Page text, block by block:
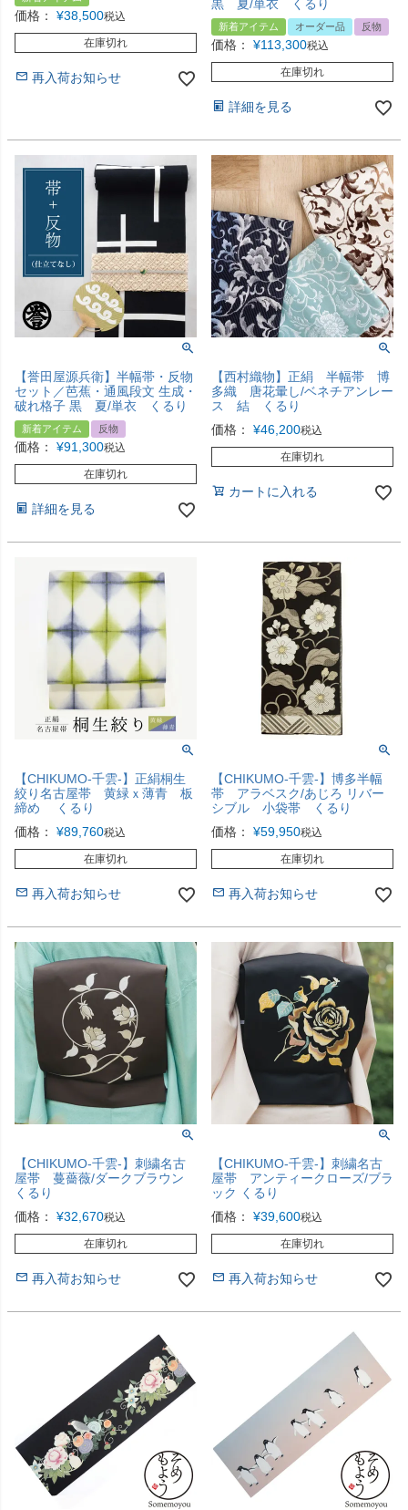
価格： ¥38,500税込
在庫切れ
再入荷お知らせ
黒 夏/単衣 くるり
新着アイテム オーダー品 反物
価格： ¥113,300税込
在庫切れ
詳細を見る
【誉田屋源兵衛】半幅帯・反物
セット／芭蕉・通風段文 生成・
破れ格子 黒 夏/単衣 くるり
新着アイテム 反物
価格： ¥91,300税込
在庫切れ
詳細を見る
【西村織物】正絹 半幅帯 博
多織 唐花暈し/ベネチアンレー
ス 結 くるり
価格：
¥46,200税込
在庫切れ
カートに入れる
【CHIKUMO-千雲-】正絹桐生
絞り名古屋帯 黄緑ｘ薄青 板
締め くるり
価格：
¥89,760税込
在庫切れ
再入荷お知らせ
【CHIKUMO-千雲-】博多半幅
帯 アラベスク/あじろ リバー
シブル 小袋帯 くるり
価格：
¥59,950税込
在庫切れ
再入荷お知らせ
【CHIKUMO-千雲-】刺繍名古
屋帯 蔓薔薇/ダークブラウン
くるり
価格：
¥32,670税込
在庫切れ
再入荷お知らせ
【CHIKUMO-千雲-】刺繍名古
屋帯 アンティークローズ/ブラ
ック くるり
価格：
¥39,600税込
在庫切れ
再入荷お知らせ